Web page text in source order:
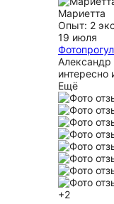
Мариетта
Опыт: 2
19 июля
Александр
Ещё
+2